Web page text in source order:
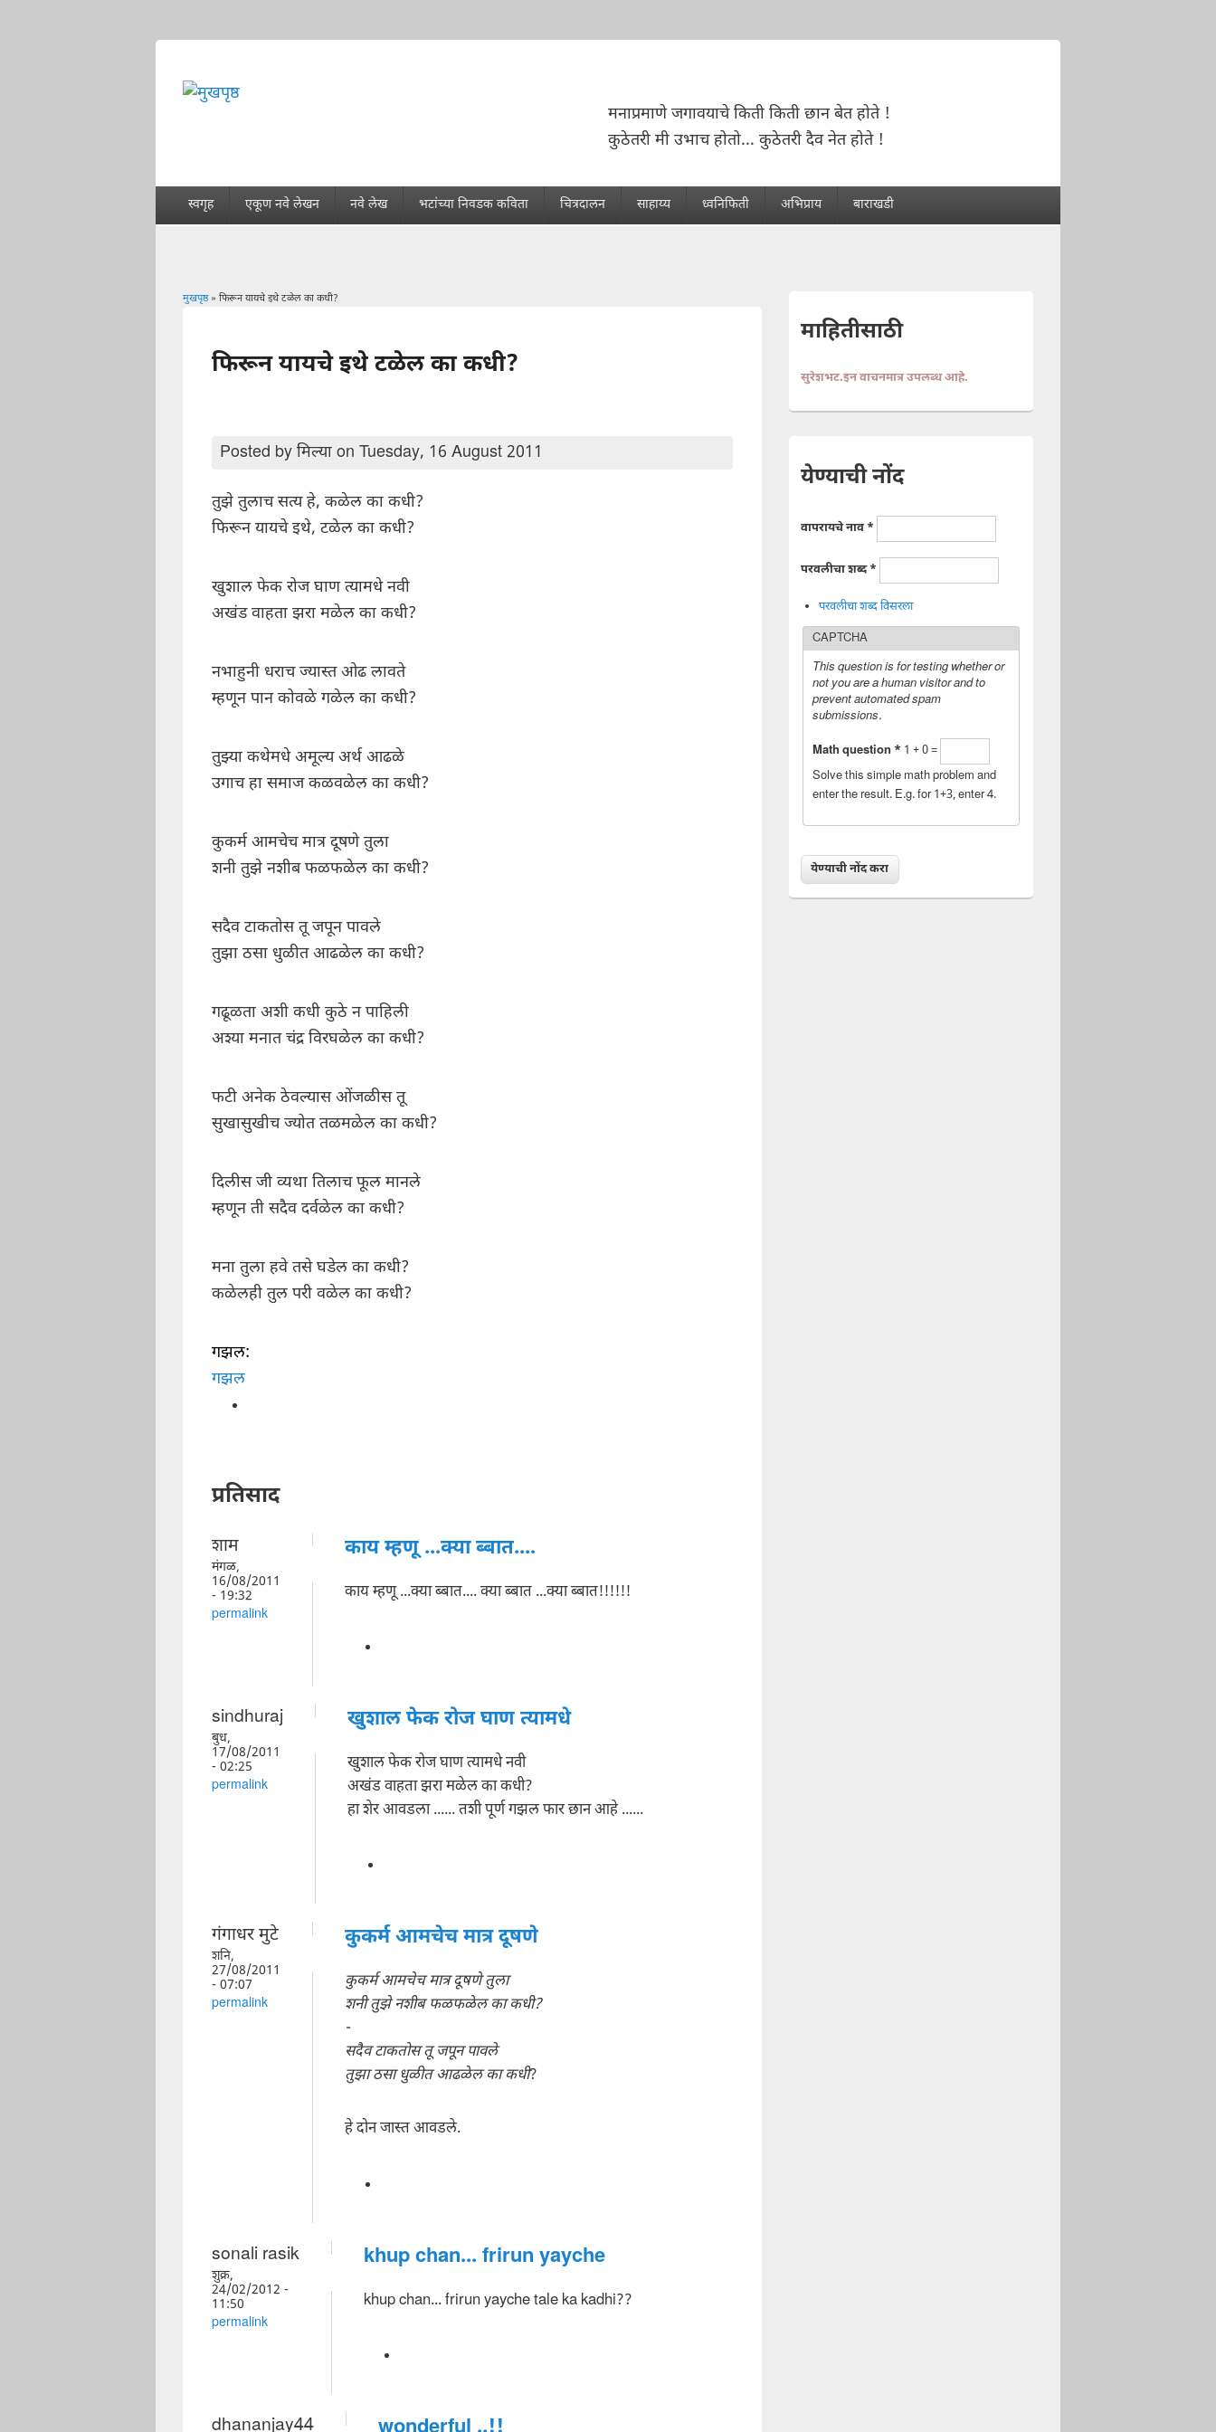
मनाप्रमाणे जगावयाचे किती किती छान बेत होते !
कुठेतरी मी उभाच होतो... कुठेतरी दैव नेत होते !
स्वगृह एकूण नवे लेखन नवे लेख भटांच्या निवडक कविता चित्रदालन साहाय्य ध्वनिफिती अभिप्राय बाराखडी
मुखपृष्ठ» फिरून यायचे इथे टळेल का कधी?
फिरून यायचे इथे टळेल का कधी?
Posted by मिल्या on Tuesday, 16 August 2011
तुझे तुलाच सत्य हे, कळेल का कधी?
फिरून यायचे इथे, टळेल का कधी?
खुशाल फेक रोज घाण त्यामधे नवी
अखंड वाहता झरा मळेल का कधी?
नभाहुनी धराच ज्यास्त ओढ लावते
म्हणून पान कोवळे गळेल का कधी?
तुझ्या कथेमधे अमूल्य अर्थ आढळे
उगाच हा समाज कळवळेल का कधी?
कुकर्म आमचेच मात्र दूषणे तुला
शनी तुझे नशीब फळफळेल का कधी?
सदैव टाकतोस तू जपून पावले
तुझा ठसा धुळीत आढळेल का कधी?
गढूळता अशी कधी कुठे न पाहिली
अश्या मनात चंद्र विरघळेल का कधी?
फटी अनेक ठेवल्यास ओंजळीस तू
सुखासुखीच ज्योत तळमळेल का कधी?
दिलीस जी व्यथा तिलाच फूल मानले
म्हणून ती सदैव दर्वळेल का कधी?
मना तुला हवे तसे घडेल का कधी?
कळेलही तुल परी वळेल का कधी?
गझल:
गझल
प्रतिसाद
शाम
मंगळ,
16/08/2011
- 19:32
permalink
काय म्हणू ...क्या ब्बात....
काय म्हणू ...क्या ब्बात.... क्या ब्बात ...क्या ब्बात!!!!!!
sindhuraj
बुध,
17/08/2011
- 02:25
permalink
खुशाल फेक रोज घाण त्यामधे
खुशाल फेक रोज घाण त्यामधे नवी
अखंड वाहता झरा मळेल का कधी?
हा शेर आवडला ...... तशी पूर्ण गझल फार छान आहे ......
गंगाधर मुटे
शनि,
27/08/2011
- 07:07
permalink
कुकर्म आमचेच मात्र दूषणे
कुकर्म आमचेच मात्र दूषणे तुला
शनी तुझे नशीब फळफळेल का कधी?
-
सदैव टाकतोस तू जपून पावले
तुझा ठसा धुळीत आढळेल का कधी?
हे दोन जास्त आवडले.
sonali rasik
शुक्र,
24/02/2012 -
11:50
permalink
khup chan... frirun yayche
khup chan... frirun yayche tale ka kadhi??
dhananjay44
माहितीसाठी
सुरेशभट.इन वाचनमात्र उपलब्ध आहे.
येण्याची नोंद
वापरायचे नाव *
परवलीचा शब्द*
परवलीचा शब्द विसरला
CAPTCHA
This question is for testing whether or
not you are a human visitor and to
prevent automated spam
submissions.
Math question * 1 + 0 =
Solve this simple math problem and
enter the result. E.g. for 1+3, enter 4.